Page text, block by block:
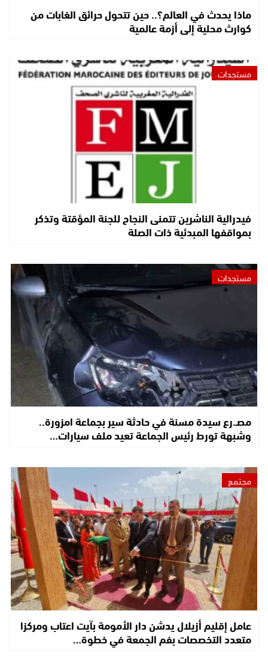
ماذا يحدث في العالم؟.. حين تتحول حرائق الغابات من
كوارث محلية إلى أزمة عالمية
مستجدات
فيدرالية الناشرين تتمنى النجاح للجنة المؤقتة وتذكر
بمواقفها المبدئية ذات الصلة
مستجدات
مصـ.رع سيدة مسنة في حادثة سير بجماعة امزورة..
وشبهة تورط رئيس الجماعة تعيد ملف سيارات…
مجتمع
عامل إقليم أزيلال يدشن دار الأمومة بآيت اعتاب ومركزا
متعدد التخصصات بفم الجمعة في خطوة…